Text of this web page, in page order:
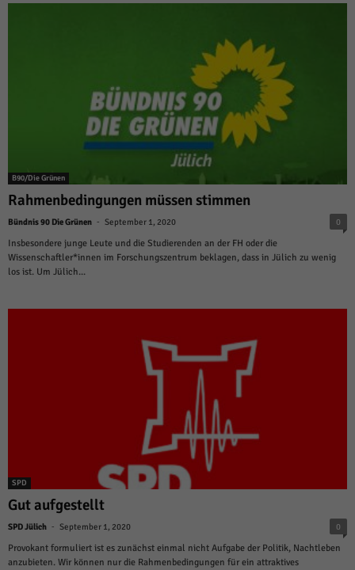
B90/Die Grünen
Rahmenbedingungen müssen stimmen
Bündnis 90 Die Grünen - September 1, 2020 0
Insbesondere junge Leute und die Studierenden an der FH oder die
Wissenschaftler*innen im Forschungszentrum beklagen, dass in Jülich zu wenig
los ist. Um Jülich...
SPD
Gut aufgestellt
SPD Jülich - September 1, 2020 0
Provokant formuliert ist es zunächst einmal nicht Aufgabe der Politik, Nachtleben
anzubieten. Wir können nur die Rahmenbedingungen für ein attraktives